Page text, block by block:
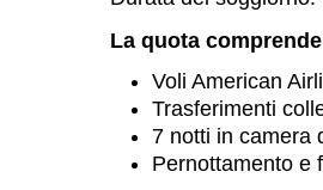
La quota comprende
Voli American
Trasferimenti
7 notti in camera
Pernottamento e